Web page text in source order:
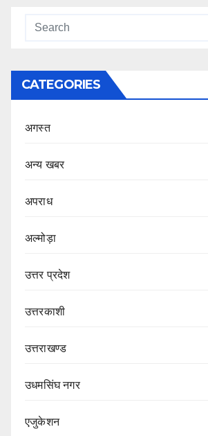
CATEGORIES
अगस्त
अन्य खबर
अपराध
अल्मोड़ा
उत्तर प्रदेश
उत्तरकाशी
उत्तराखण्ड
उधमसिंघ नगर
एजुकेशन